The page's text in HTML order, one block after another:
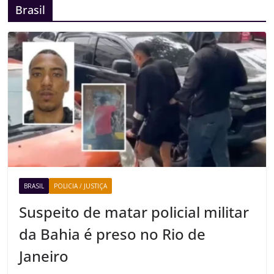
Brasil
BRASIL POLICIA / JUSTIÇA
Suspeito de matar policial militar
da Bahia é preso no Rio de
Janeiro